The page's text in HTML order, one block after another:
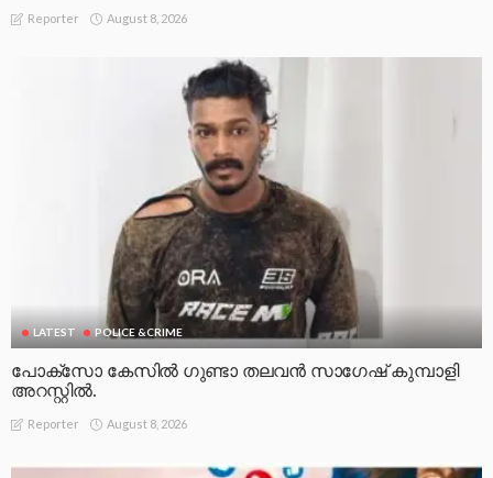
Reporter August 8, 2026
LATEST POLICE &CRIME
പോക്സോ കേസിൽ ഗുണ്ടാ തലവൻ സാഗേഷ് കുമ്പാളി
അറസ്റ്റിൽ.
Reporter August 8, 2026